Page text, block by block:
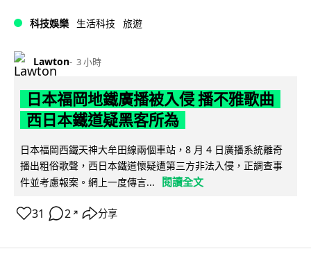
科技娛樂 生活科技 旅遊
Lawton 3 小時
日本福岡地鐵廣播被入侵 播不雅歌曲
西日本鐵道疑黑客所為
日本福岡西鐵天神大牟田線兩個車站，8 月 4 日廣播系統離奇
播出粗俗歌聲，西日本鐵道懷疑遭第三方非法入侵，正調查事
件並考慮報案。網上一度傳言...
閱讀全文
31 2 ↗ 分享